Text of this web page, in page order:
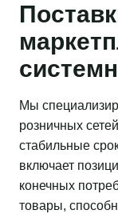
Мы
розничных
стабильные
включает
конечных
товары,